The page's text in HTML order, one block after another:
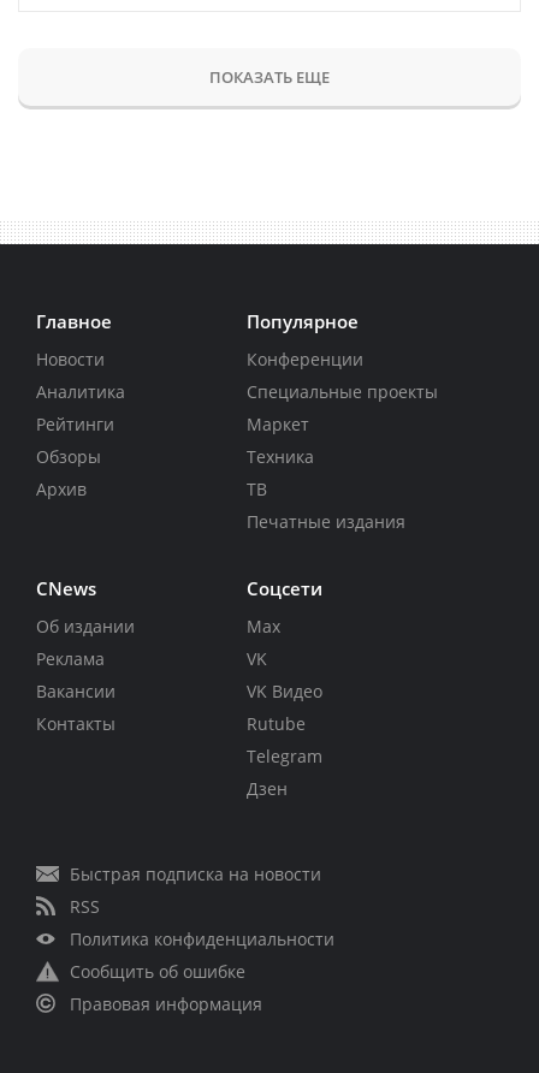
ПОКАЗАТЬ ЕЩЕ
Главное
Новости
Аналитика
Рейтинги
Обзоры
Архив
Популярное
Конференции
Специальные проекты
Маркет
Техника
ТВ
Печатные издания
CNews
Об издании
Реклама
Вакансии
Контакты
Соцсети
Max
VK
VK Видео
Rutube
Telegram
Дзен
Быстрая подписка на новости
RSS
Политика конфиденциальности
Сообщить об ошибке
Правовая информация